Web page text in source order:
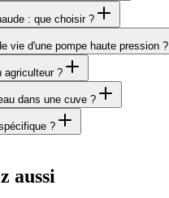
: que choisir ?
vie d'une pompe haute pression ?
agriculteur ?
dans une cuve ?
?
aussi